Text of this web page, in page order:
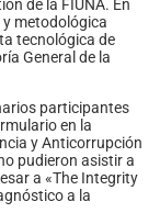
de la FIUNA. En
metodológica
tecnológica de
General de la
participantes
en la
y Anticorrupción
pudieron asistir a
a «The Integrity
a la